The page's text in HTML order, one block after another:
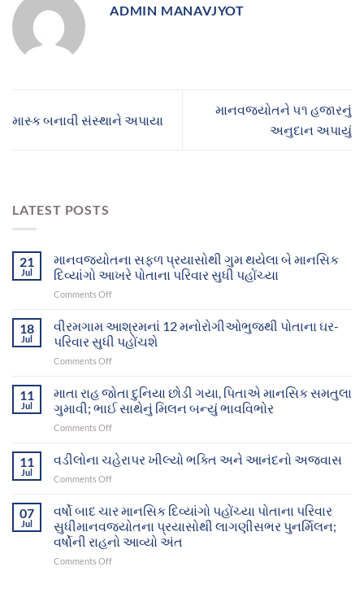
ADMIN MANAVJYOT
માસ્ક બનાવી સંસ્થાને અપાયા
માનવજ્યોતને ૫૧ હજારનું
અનુદાન અપાયું
LATEST POSTS
21
Jul
માનવજ્યોતના સફળ પ્રયાસોથી ગુમ થયેલા બે માનસિક
દિવ્યાંગો આખરે પોતાના પરિવાર સુધી પહોંચ્યા
Comments Offon
સફળ
પ્રયાસોથી
ગુમ
થયેલા
માનસિક
દિવ્યાંગો
સુધી
18
Jul
વીરમગામ આશ્રમનાં 12 મનોરોગીઓભુજથી પોતાના ઘર-
પરિવાર સુધી પહોંચશે
Comments Offon
આશ્રમનાં
12
મનોરોગીઓભુજથી
પોતાના
પરિવાર
11
Jul
માતા રાહ જોતા દુનિયા છોડી ગયા, પિતાએ માનસિક સમતુલા
ગુમાવી; ભાઈ સાથેનું મિલન બન્યું ભાવવિભોર
Comments Offon
રાહ
જોતા
ગયા,
પિતાએ
માનસિક
11
Jul
વડીલોના ચહેરાપર ખીલ્યો ભક્તિ અને આનંદનો અજવાસ
Comments Offon
ચહેરાપર
ખીલ્યો
ભક્તિ
અને
આનંદનો
07
Jul
વર્ષો બાદ ચાર માનસિક દિવ્યાંગો પહોંચ્યા પોતાના પરિવાર
સુધીમાનવજ્યોતના પ્રયાસોથી લાગણીસભર પુનર્મિલન;
વર્ષોની રાહનો આવ્યો અંત
Comments Offon